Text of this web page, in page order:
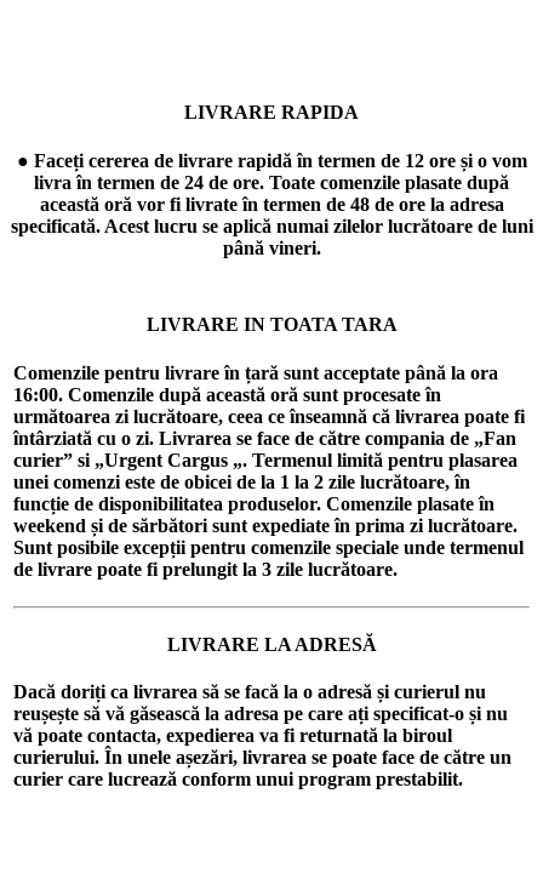
LIVRARE RAPIDA
● Faceți cererea de livrare rapidă în termen de 12 ore și o vom
livra în termen de 24 de ore. Toate comenzile plasate după
această oră vor fi livrate în termen de 48 de ore la adresa
specificată. Acest lucru se aplică numai zilelor lucrătoare de luni
până vineri.
LIVRARE IN TOATA TARA
Comenzile pentru livrare în țară sunt acceptate până la ora
16:00. Comenzile după această oră sunt procesate în
următoarea zi lucrătoare, ceea ce înseamnă că livrarea poate fi
întârziată cu o zi. Livrarea se face de către compania de „Fan
curier” si „Urgent Cargus „. Termenul limită pentru plasarea
unei comenzi este de obicei de la 1 la 2 zile lucrătoare, în
funcție de disponibilitatea produselor. Comenzile plasate în
weekend și de sărbători sunt expediate în prima zi lucrătoare.
Sunt posibile excepții pentru comenzile speciale unde termenul
de livrare poate fi prelungit la 3 zile lucrătoare.
LIVRARE LA ADRESĂ
Dacă doriți ca livrarea să se facă la o adresă și curierul nu
reușește să vă găsească la adresa pe care ați specificat-o și nu
vă poate contacta, expedierea va fi returnată la biroul
curierului. În unele așezări, livrarea se poate face de către un
curier care lucrează conform unui program prestabilit.